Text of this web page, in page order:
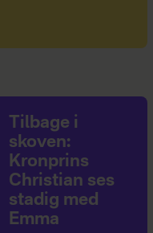
Tilbage i
skoven:
Kronprins
Christian ses
stadig med
Emma